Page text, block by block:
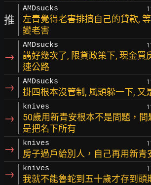
推
AMDsucks
左青覺得老害排擠自己的貸款,
變老害
→
AMDsucks
講好幾次了, 限貸政策下, 現金買
速公路
→ AMDsucks
掛四根本沒管制, 風頭躲一下, 又
→
knives
50歲用新青安根本不是問題，
是把名下所有
→ knives
房子過戶給別人，自己再用新青
→ knives
我就不能魯蛇到五十歲才存到頭